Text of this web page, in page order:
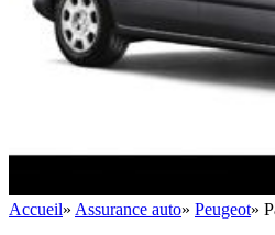
Accueil» Assurance auto» Peugeot»